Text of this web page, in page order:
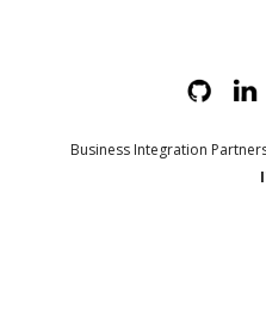
Business Integration